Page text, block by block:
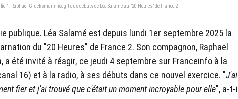
fier" : Raphaël Glucksmann réagit aux débuts de Léa Salamé au "20 Heures" de France 2
publique. Léa Salamé est depuis lundi 1er septembre 2025 la
du "20 Heures" de France 2. Son compagnon, Raphaël
a été invité à réagir, ce jeudi 4 septembre sur Franceinfo à la
16) et à la radio, à ses débuts dans ce nouvel exercice. "J'ai
fier et j'ai trouvé que c'était un moment incroyable pour elle", a-t-il